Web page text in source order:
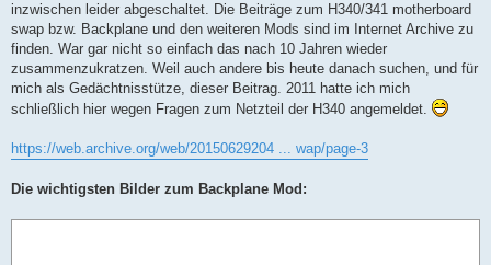
inzwischen leider abgeschaltet. Die Beiträge zum H340/341 motherboard
swap bzw. Backplane und den weiteren Mods sind im Internet Archive zu
finden. War gar nicht so einfach das nach 10 Jahren wieder
zusammenzukratzen. Weil auch andere bis heute danach suchen, und für
mich als Gedächtnisstütze, dieser Beitrag. 2011 hatte ich mich
schließlich hier wegen Fragen zum Netzteil der H340 angemeldet.
https://web.archive.org/web/20150629204 ... wap/page-3
Die wichtigsten Bilder zum Backplane Mod: